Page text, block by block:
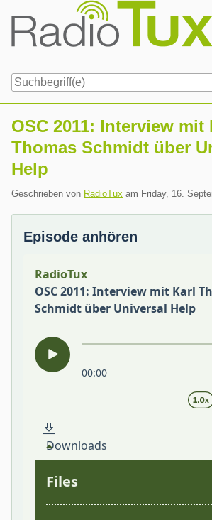
content
OSC 2011: Interview mit
Thomas Schmidt über
Help
Geschrieben von RadioTux am Friday, 16.
Episode anhören